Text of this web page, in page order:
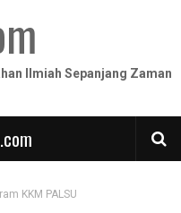
Ilmiah Sepanjang Zaman
KKM PALSU